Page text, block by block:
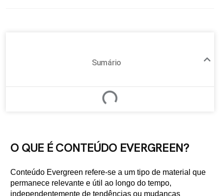
Sumário
O QUE É CONTEÚDO EVERGREEN?
Conteúdo Evergreen refere-se a um tipo de material que
permanece relevante e útil ao longo do tempo,
independentemente de tendências ou mudanças